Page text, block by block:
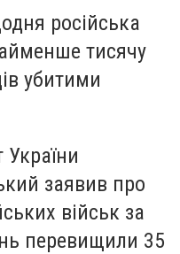
російська
тисячу
убитими
заявив про
військ за
перевищили 35